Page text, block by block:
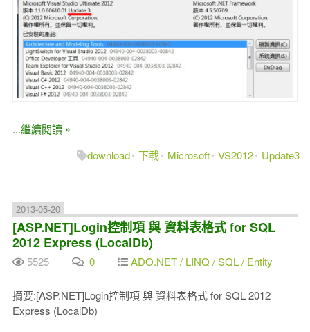
...繼續閱讀 »
download 下載 Microsoft VS2012 Update3
2013-05-20
[ASP.NET]Login控制項 與 資料表格式 for SQL
2012 Express (LocalDb)
5525 0 ADO.NET / LINQ / SQL / Entity
摘要:[ASP.NET]Login控制項 與 資料表格式 for SQL 2012
Express (LocalDb)